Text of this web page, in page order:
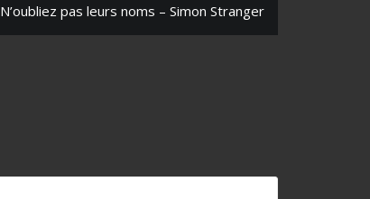
N’oubliez pas leurs noms – Simon Stranger